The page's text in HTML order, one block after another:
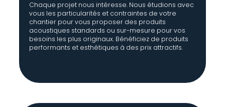
Chaque projet nous intéresse. Nous étudions avec
vous les particularités et contraintes de votre
chantier pour vous proposer des produits
acoustiques standards ou sur-mesure pour vos
besoins les plus originaux. Bénéficiez de produits
performants et esthétiques à des prix attractifs.